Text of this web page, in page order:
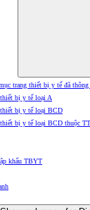
trang thiết bị y tế đã thông
bị y tế loại A
bị y tế loại BCD
bị y tế loại BCD thuộc
khẩu TBYT